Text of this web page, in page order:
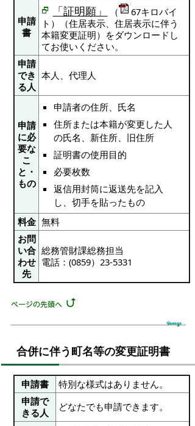
申請
書
「証明願」 （
67キロバイ
ト）（住居表示、住居表示に伴う
本籍変更証明）をダウンロードし
てお使いください。
申請
でき
る人
本人、代理人
申請
に必
要な
こ
と・
もの
申請者の住所、氏名
住所または本籍が変更した人
の氏名、新住所、旧住所
証明書の使用目的
必要枚数
返信用封筒に返送先を記入
し、切手を貼ったもの
料金 無料
お問
い合
わせ
先
総務管財課総務担当
電話：(0859）23-5331
合併に伴う町名等の変更証明書
申請書
特別な様式はありません。
申請で
きる人
どなたでも申請できます。